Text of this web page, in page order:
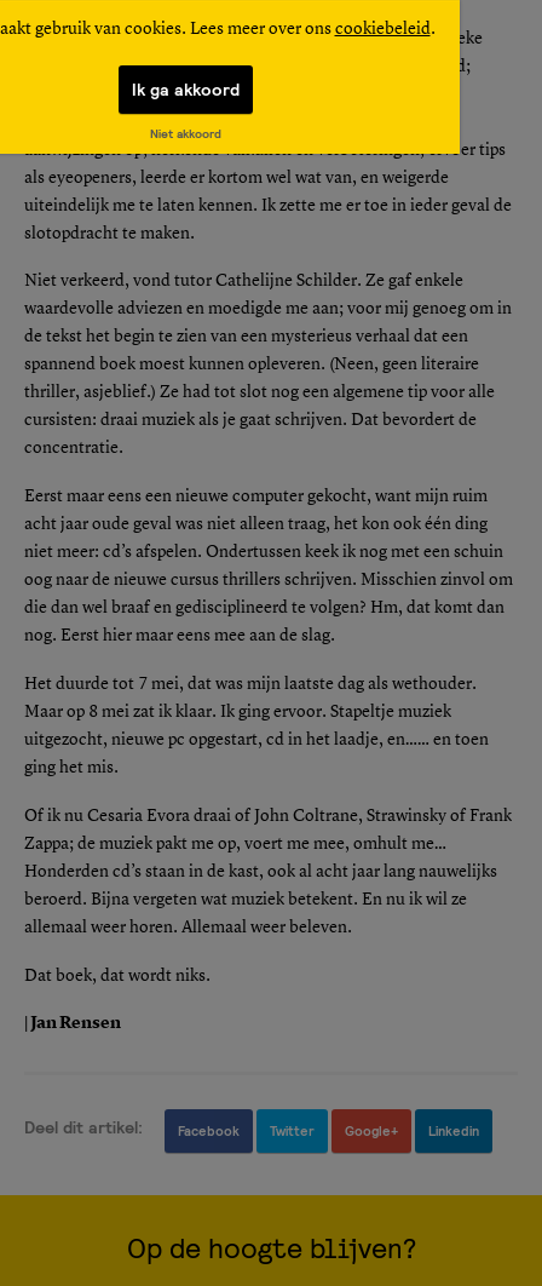
gebruik van cookies. Lees meer over ons cookiebeleid.
Ik ga akkoord
Niet akkoord
Natuurlijk had beter moeten weten. Ook in de laatste politieke
maanden was er geen tijd, nog teveel dingen aan mijn hoofd;
verder dan een beetje meelurken met de opdrachten van
aanwijzingen op, herkende valkuilen en verbeteringen, ervoer tips
als eyeopeners, leerde er kortom wel wat van, en weigerde
uiteindelijk me te laten kennen. Ik zette me er toe in ieder geval de
slotopdracht te maken.
Niet verkeerd, vond tutor Cathelijne Schilder. Ze gaf enkele
waardevolle adviezen en moedigde me aan; voor mij genoeg om in
de tekst het begin te zien van een mysterieus verhaal dat een
spannend boek moest kunnen opleveren. (Neen, geen literaire
thriller, asjeblief.) Ze had tot slot nog een algemene tip voor alle
cursisten: draai muziek als je gaat schrijven. Dat bevordert de
concentratie.
Eerst maar eens een nieuwe computer gekocht, want mijn ruim
acht jaar oude geval was niet alleen traag, het kon ook één ding
niet meer: cd’s afspelen. Ondertussen keek ik nog met een schuin
oog naar de nieuwe cursus thrillers schrijven. Misschien zinvol om
die dan wel braaf en gedisciplineerd te volgen? Hm, dat komt dan
nog. Eerst hier maar eens mee aan de slag.
Het duurde tot 7 mei, dat was mijn laatste dag als wethouder.
Maar op 8 mei zat ik klaar. Ik ging ervoor. Stapeltje muziek
uitgezocht, nieuwe pc opgestart, cd in het laadje, en…… en toen
ging het mis.
Of ik nu Cesaria Evora draai of John Coltrane, Strawinsky of Frank
Zappa; de muziek pakt me op, voert me mee, omhult me…
Honderden cd’s staan in de kast, ook al acht jaar lang nauwelijks
beroerd. Bijna vergeten wat muziek betekent. En nu ik wil ze
allemaal weer horen. Allemaal weer beleven.
Dat boek, dat wordt niks.
| Jan Rensen
Deel dit artikel: Facebook Twitter Google+ Linkedin
Op de hoogte blijven?